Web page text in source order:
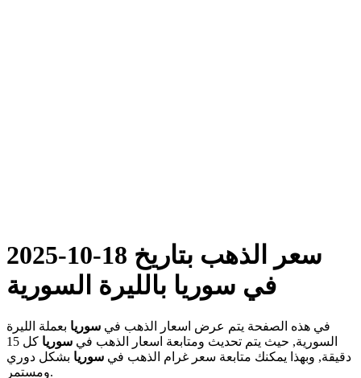
سعر الذهب بتاريخ 18-10-2025
في سوريا بالليرة السورية
في هذه الصفحة يتم عرض اسعار الذهب في سوريا بعملة الليرة
السورية, حيث يتم تحديث ومتابعة اسعار الذهب في سوريا
كل 15
دقيقة, وبهذا يمكنك متابعة سعر غرام الذهب في سوريا بشكل دوري
ومستمر.